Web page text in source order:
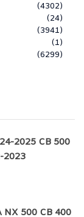
(4302)
(24)
(3941)
(1)
(6299)
2025 CB 500
2023
NX 500 CB 400